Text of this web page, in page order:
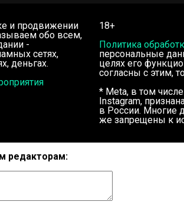
и продвижении
обо всем,
-
сетях,
деньгах.
18+
Политика
персональные
целях его
согласны с этим,
* Meta, в том
Instagram,
в России. Многие
же запрещены к
редакторам: